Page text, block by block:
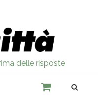
delle risposte